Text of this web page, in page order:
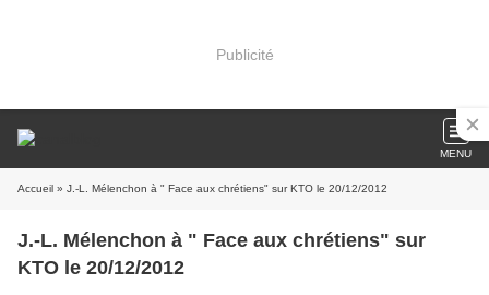
Publicité
MENU
Accueil » J.-L. Mélenchon à " Face aux chrétiens" sur KTO le 20/12/2012
J.-L. Mélenchon à " Face aux chrétiens" sur
KTO le 20/12/2012